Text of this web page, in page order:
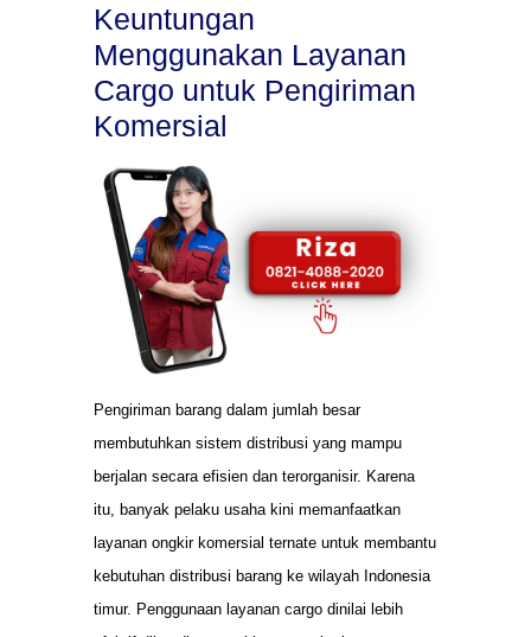
Keuntungan
Menggunakan Layanan
Cargo untuk Pengiriman
Komersial
Pengiriman barang dalam jumlah besar
membutuhkan sistem distribusi yang mampu
berjalan secara efisien dan terorganisir. Karena
itu, banyak pelaku usaha kini memanfaatkan
layanan ongkir komersial ternate untuk membantu
kebutuhan distribusi barang ke wilayah Indonesia
timur. Penggunaan layanan cargo dinilai lebih